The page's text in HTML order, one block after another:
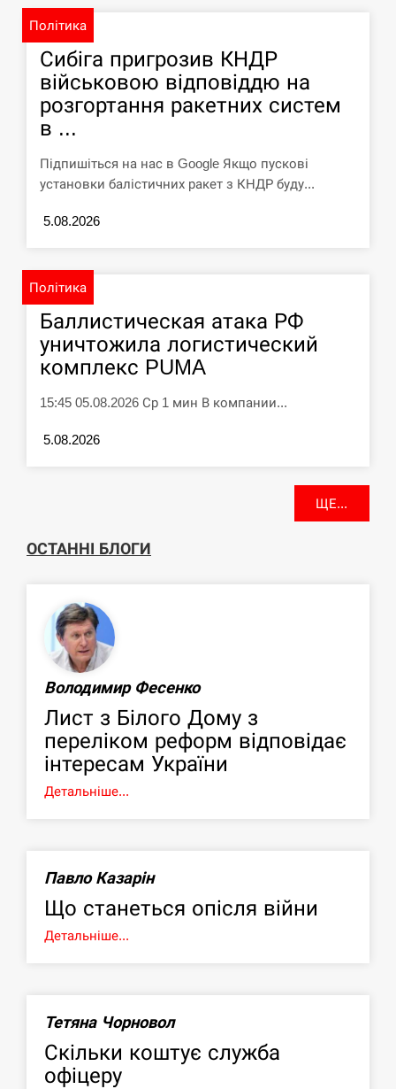
Політика
Сибіга пригрозив КНДР
військовою відповіддю на
розгортання ракетних систем
в ...
Підпишіться на нас в Google Якщо пускові
установки балістичних ракет з КНДР буду...
5.08.2026
Політика
Баллистическая атака РФ
уничтожила логистический
комплекс PUMA
15:45 05.08.2026 Ср 1 мин В компании...
5.08.2026
ЩЕ...
ОСТАННІ БЛОГИ
Володимир Фесенко
Лист з Білого Дому з
переліком реформ відповідає
інтересам України
Детальніше...
Павло Казарін
Що станеться опісля війни
Детальніше...
Тетяна Чорновол
Скільки коштує служба
офіцеру